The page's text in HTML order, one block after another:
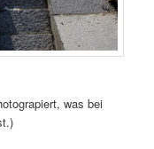
was bei